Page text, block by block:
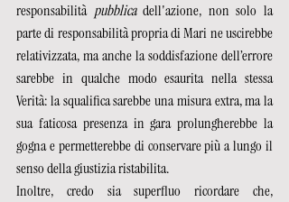
responsabilità pubblica dell'azione, non solo la
parte di responsabilità propria di Mari ne uscirebbe
relativizzata, ma anche la soddisfazione dell’errore
sarebbe in qualche modo esaurita nella stessa
Verità: la squalifica sarebbe una misura extra, ma la
sua faticosa presenza in gara prolungherebbe la
gogna e permetterebbe di conservare più a lungo il
senso della giustizia ristabilita.
Inoltre, credo sia superfluo ricordare che,